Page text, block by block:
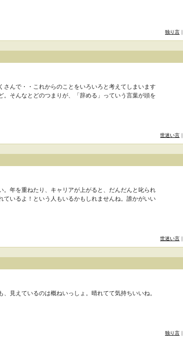
独り言 ｜
さんで・・これからのことをいろいろと考えてしまいます
そんなとどのつまりが、「辞める」っていう言葉が頭を
世迷い言 ｜
。年を重ねたり、キャリアが上がると、だんだんと叱られ
ているよ！という人もいるかもしれませんね。誰かがいい
世迷い言 ｜
見えているのは概ねいっしょ。晴れてて気持ちいいね。
独り言 ｜